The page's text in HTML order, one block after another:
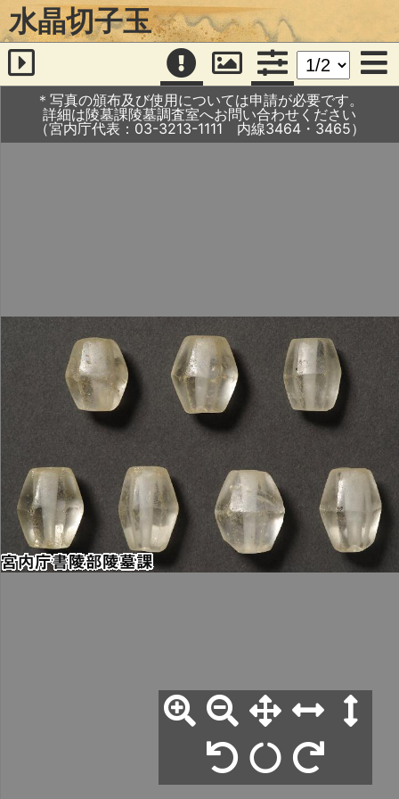
水晶切子玉
＊写真の頒布及び使用については申請が必要です。
詳細は陵墓課陵墓調査室へお問い合わせください
（宮内庁代表：03-3213-1111 内線3464・3465）